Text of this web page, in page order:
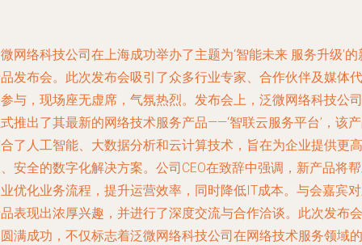
网络科技公司在上海成功举办了主题为‘智能未来 服务升级’的
发布会。此次发布会吸引了众多行业专家、合作伙伴及媒体代
与，现场座无虚席，气氛热烈。发布会上，泛微网络科技公司
推出了其最新的网络技术服务产品——‘智联云服务平台’，该
了人工智能、大数据分析和云计算技术，旨在为企业提供更高
安全的数字化解决方案。公司CEO在致辞中强调，新产品将
优化业务流程，提升运营效率，同时降低IT成本。与会嘉宾
表现出浓厚兴趣，并进行了深度交流与合作洽谈。此次发布会
满成功，不仅标志着泛微网络科技公司在网络技术服务领域的